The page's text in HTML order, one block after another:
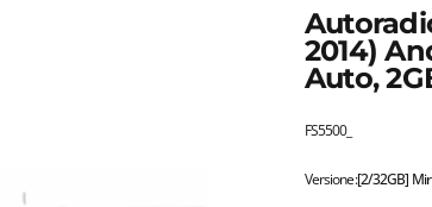
2014)
Auto,
FS5500_
Versione
Versione:[2/32GB]